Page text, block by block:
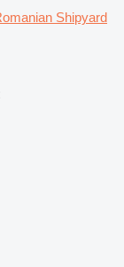
Shipyard